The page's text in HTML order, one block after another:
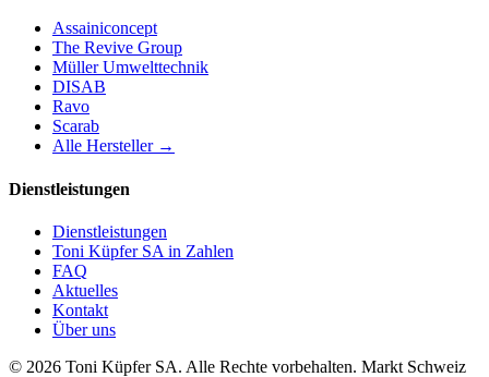
Assainiconcept
The Revive Group
Müller Umwelttechnik
DISAB
Ravo
Scarab
Alle Hersteller →
Dienstleistungen
Dienstleistungen
Toni Küpfer SA in Zahlen
FAQ
Aktuelles
Kontakt
Über uns
© 2026 Toni Küpfer SA. Alle Rechte vorbehalten. Markt Schweiz